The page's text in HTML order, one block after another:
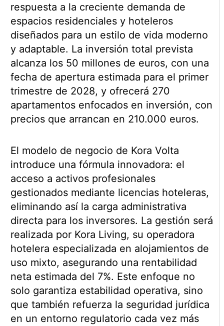
respuesta a la creciente demanda de
espacios residenciales y hoteleros
diseñados para un estilo de vida moderno
y adaptable. La inversión total prevista
alcanza los 50 millones de euros, con una
fecha de apertura estimada para el primer
trimestre de 2028, y ofrecerá 270
apartamentos enfocados en inversión, con
precios que arrancan en 210.000 euros.
El modelo de negocio de Kora Volta
introduce una fórmula innovadora: el
acceso a activos profesionales
gestionados mediante licencias hoteleras,
eliminando así la carga administrativa
directa para los inversores. La gestión será
realizada por Kora Living, su operadora
hotelera especializada en alojamientos de
uso mixto, asegurando una rentabilidad
neta estimada del 7%. Este enfoque no
solo garantiza estabilidad operativa, sino
que también refuerza la seguridad jurídica
en un entorno regulatorio cada vez más